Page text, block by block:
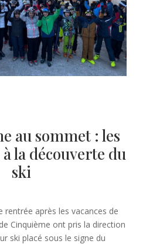
au sommet : les
la découverte du
ski
rentrée après les vacances de
Cinquième ont pris la direction
ski placé sous le signe du